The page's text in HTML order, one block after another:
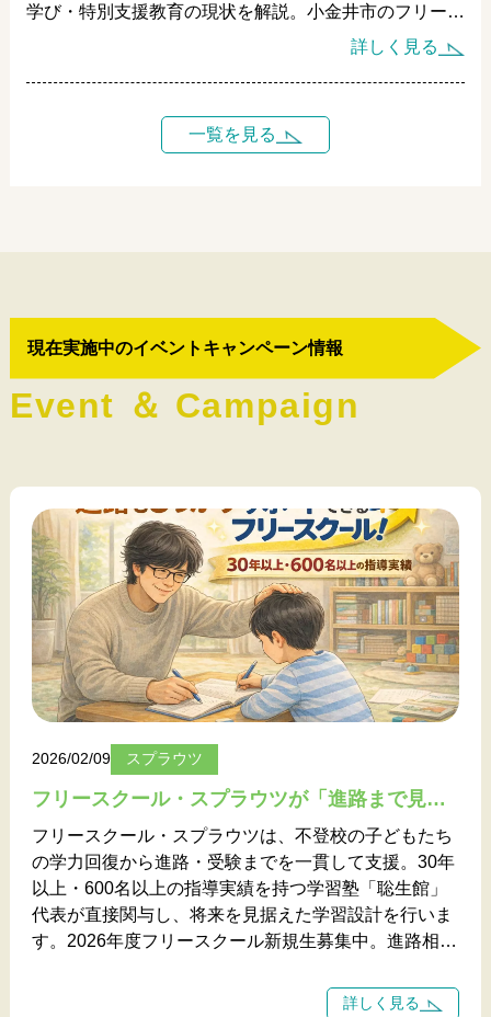
学び・特別支援教育の現状を解説。小金井市のフリース
クール・スプラウツが、発達特性のある子どもの才能と
詳しく見る
一覧を見る
現在実施中のイベントキャンペーン情報
Event ＆ Campaign
2026/02/09 スプラウツ
フリースクール・スプラウツが「進路まで見据えられる」理由 ――30年以上・600名超の指導実績が支える学びの場
フリースクール・スプラウツは、不登校の子どもたち
の学力回復から進路・受験までを一貫して支援。30年
以上・600名以上の指導実績を持つ学習塾「聡生館」
代表が直接関与し、将来を見据えた学習設計を行いま
す。2026年度フリースクール新規生募集中。進路相談
詳しく見る